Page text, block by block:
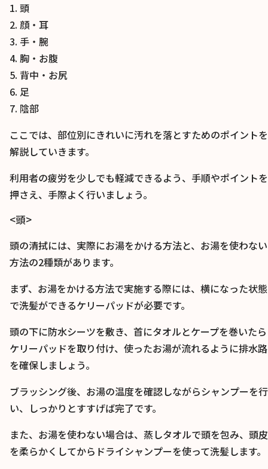
1. 頭
2. 顔・耳
3. 手・腕
4. 胸・お腹
5. 背中・お尻
6. 足
7. 陰部
ここでは、部位別にきれいに汚れを落とすためのポイントを
解説していきます。
利用者の疲労を少しでも軽減できるよう、手順やポイントを
押さえ、手際よく行いましょう。
<頭>
頭の清拭には、実際にお湯をかける方法と、お湯を使わない
方法の2種類があります。
まず、お湯をかける方法で実施する際には、横になった状態
で洗髪ができるケリーパッドが必要です。
頭の下に防水シーツを敷き、首にタオルとケープを巻いたら
ケリーパッドを取り付け、使ったお湯が流れるように排水路
を確保しましょう。
ブラッシング後、お湯の温度を確認しながらシャンプーを行
い、しっかりとすすげば完了です。
また、お湯を使わない場合は、蒸しタオルで頭を包み、頭皮
を柔らかくしてからドライシャンプーを使って洗髪します。